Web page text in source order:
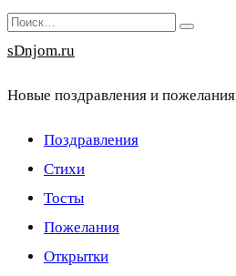
Перейти
к
Search
for:
sDnjom.ru
Новые поздравления и пожелания
Поздравления
Стихи
Тосты
Пожелания
Открытки